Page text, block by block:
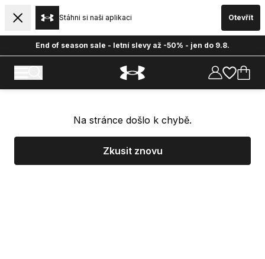
Stáhni si naši aplikaci Otevřít
End of season sale - letní slevy až -50% - jen do 9.8.
Na stránce došlo k chybě.
Zkusit znovu